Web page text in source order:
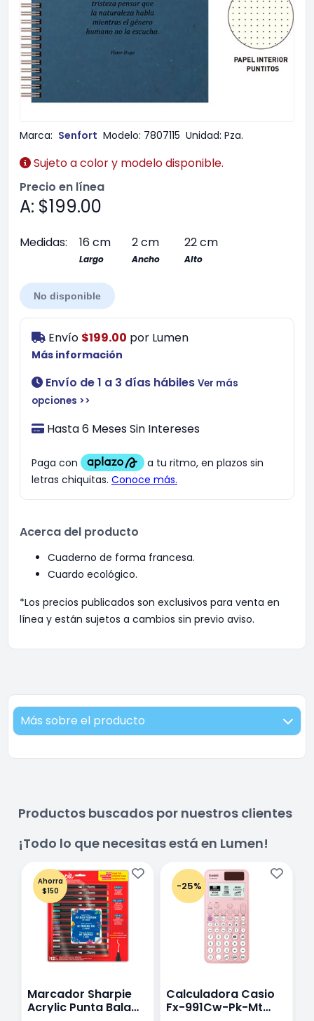
Marca: Senfort Modelo: 7807115 Unidad: Pza.
Sujeto a color y modelo disponible.
Precio en línea
A: $199.00
Medidas: 16 cm 2 cm 22 cm
Largo Ancho Alto
No disponible
Envío $199.00 por Lumen
Más información
Envío de 1 a 3 días hábiles Ver más
opciones >>
Hasta 6 Meses Sin Intereses
Acerca del producto
Cuaderno de forma francesa.
Cuardo ecológico.
*Los precios publicados son exclusivos para venta en
línea y están sujetos a cambios sin previo aviso.
Más sobre el producto
Productos buscados por nuestros clientes
¡Todo lo que necesitas está en Lumen!
Ahorra
$150
Marcador Sharpie
Acrylic Punta Bala
-25%
Calculadora Casio
Fx-991Cw-Pk-Mt